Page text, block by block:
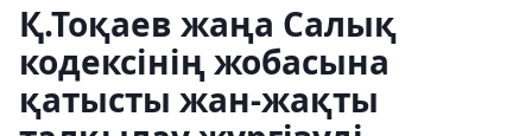
Қ.Тоқаев жаңа Салық
кодексінің жобасына
қатысты жан-жақты